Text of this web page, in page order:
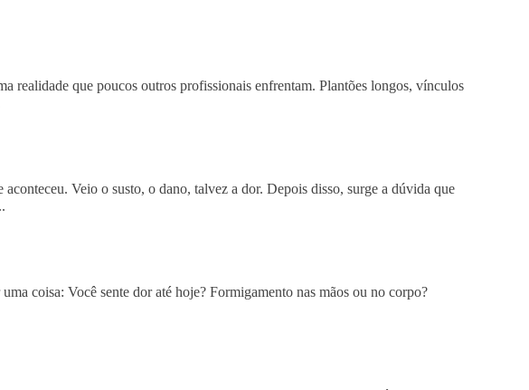
realidade que poucos outros profissionais enfrentam. Plantões longos, vínculos
Veio o susto, o dano, talvez a dor. Depois disso, surge a dúvida que
coisa: Você sente dor até hoje? Formigamento nas mãos ou no corpo?